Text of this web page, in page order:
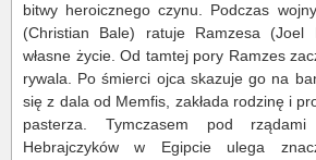
bitwy heroicznego czynu. Podczas
(Christian Bale) ratuje Ramzesa (Joel
własne życie. Od tamtej pory Ramzes
rywala. Po śmierci ojca skazuje go na
się z dala od Memfis, zakłada rodzinę i
pasterza. Tymczasem pod
Hebrajczyków w Egipcie ulega